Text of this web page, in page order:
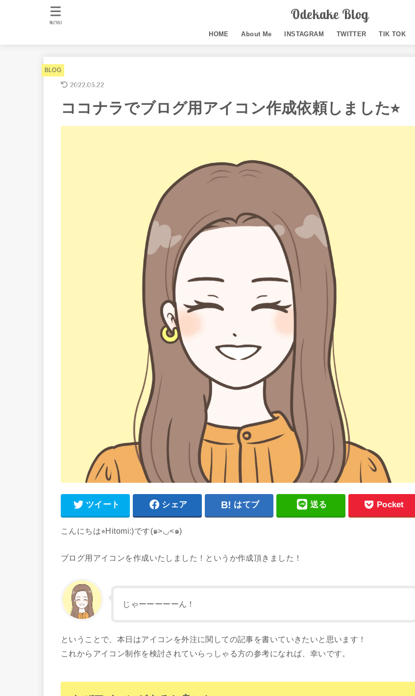
Odekake Blog
HOME About Me INSTAGRAM TWITTER TIK TOK
MENU
BLOG
2022.05.22
ココナラでブログ用アイコン作成依頼しました⭐︎
ツイート シェア はてブ 送る Pocket
こんにちは⭐︎Hitomi:)です(๑>◡<๑)
ブログ用アイコンを作成いたしました！というか作成頂きました！
じゃーーーーーん！
ということで、本日はアイコンを外注に関しての記事を書いていきたいと思います！
これからアイコン制作を検討されていらっしゃる方の参考になれば、幸いです。